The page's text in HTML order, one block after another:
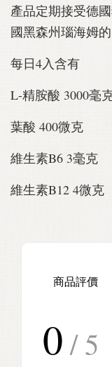
產品定期接受德
國黑森州瑙海姆
每日4入含有
L-精胺酸 3000毫
葉酸 400微克
維生素B6 3毫克
維生素B12 4微克
商品評價
0 / 5